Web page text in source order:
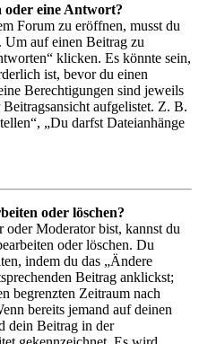
oder eine Antwort?
Forum zu eröffnen, musst du
Um auf einen Beitrag zu
klicken. Es könnte sein,
ist, bevor du einen
Berechtigungen sind jeweils
aufgelistet. Z. B.
„Du darfst Dateianhänge
oder löschen?
Moderator bist, kannst du
oder löschen. Du
indem du das „Ändere
Beitrag anklickst;
begrenzten Zeitraum nach
bereits jemand auf deinen
dein Beitrag in der